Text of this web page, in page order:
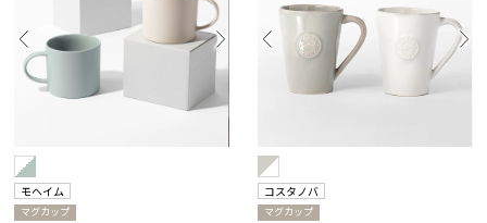
モヘイム
マグカップ
コスタノバ
マグカップ